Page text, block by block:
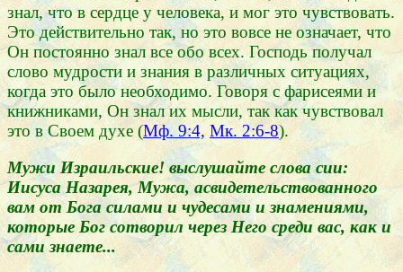
знал, что в сердце у человека, и мог это чувствовать.
Это действительно так, но это вовсе не означает, что
Он постоянно знал все обо всех. Господь получал
слово мудрости и знания в различных ситуациях,
когда это было необходимо. Говоря с фарисеями и
книжниками, Он знал их мысли, так как чувствовал
это в Своем духе (Мф. 9:4, Мк. 2:6-8).
Мужи Израильские! выслушайте слова сии:
Иисуса Назарея, Мужа, асвидетельствованного
вам от Бога силами и чудесами и знамениями,
которые Бог сотворил через Него среди вас, как и
сами знаете...